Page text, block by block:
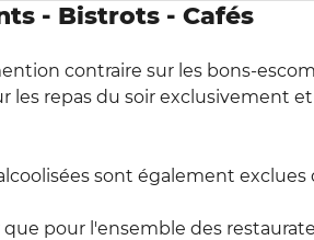
- Bistrots - Cafés
contraire sur les bons-
les repas du soir exclusivement
sont également
pour l'ensemble des